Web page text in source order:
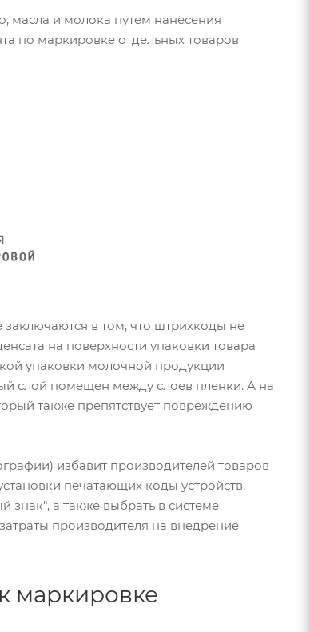
и молока путем нанесения
по маркировке отдельных товаров
в том, что штрихкоды не
на поверхности упаковки товара
упаковки молочной продукции
слой помещен между слоев пленки. А на
также препятствует повреждению
избавит производителей товаров
печатающих коды устройств.
знак", а также выбрать в системе
производителя на внедрение
маркировке